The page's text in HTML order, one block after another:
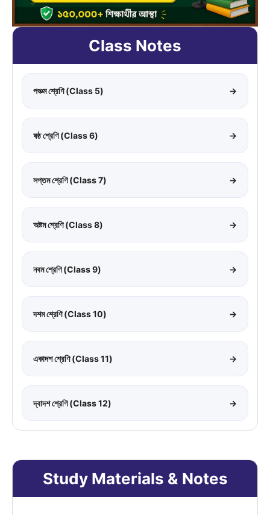
Class Notes
পঞ্চম শ্রেণি (Class 5) →
ষষ্ঠ শ্রেণি (Class 6) →
সপ্তম শ্রেণি (Class 7) →
অষ্টম শ্রেণি (Class 8) →
নবম শ্রেণি (Class 9) →
দশম শ্রেণি (Class 10) →
একাদশ শ্রেণি (Class 11) →
দ্বাদশ শ্রেণি (Class 12) →
Study Materials & Notes